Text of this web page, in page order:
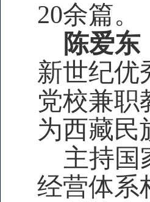
20余篇。
陈爱东
新世纪优
党校兼职
为西藏民
主持国
经营体系